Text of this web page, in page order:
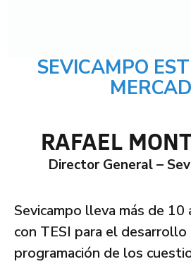
SEVICAMPO
RAFAEL
Director General –
Sevicampo lleva más de
con TESI para el
programación de los